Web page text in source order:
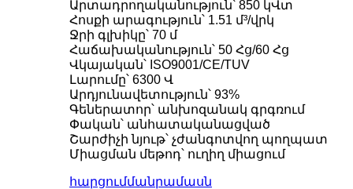
Հիդրավլիկ պտուտակային տուրբին 100 կՎտ
2200 կՎտ Հիդրոէներգիայի Պելտոնի ջրային
Փոքր Կապլան տուրբին 10 կՎտ 12 կՎտ 15 կՎտ
Հիդրոէլեկտրակայանների սարքավորումների
Հիդրոէլեկտրակայանների համակարգեր
100KW 500KW 1MW 2MW Հիդրավլիկ Ֆրենսիս
Հիդրավլիկ տուրբինային գեներատոր 250 կՎտ
Արտադրողականություն՝ 850 կՎտ
Հոսքի արագություն՝ 1.51 մ³/վրկ
Ջրի գլխիկը՝ 70 մ
Հաճախականություն՝ 50 Հց/60 Հց
Վկայական՝ ISO9001/CE/TUV
Լարումը՝ 6300 Վ
Արդյունավետություն՝ 93%
Գեներատոր՝ անխոզանակ գրգռում
Փական՝ անհատականացված
Շարժիչի նյութ՝ չժանգոտվող պողպատ
Միացման մեթոդ՝ ուղիղ միացում
հարցումմանրամասն